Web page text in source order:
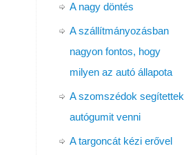
A nagy döntés
A szállítmányozásban
nagyon fontos, hogy
milyen az autó állapota
A szomszédok segítettek
autógumit venni
A targoncát kézi erővel